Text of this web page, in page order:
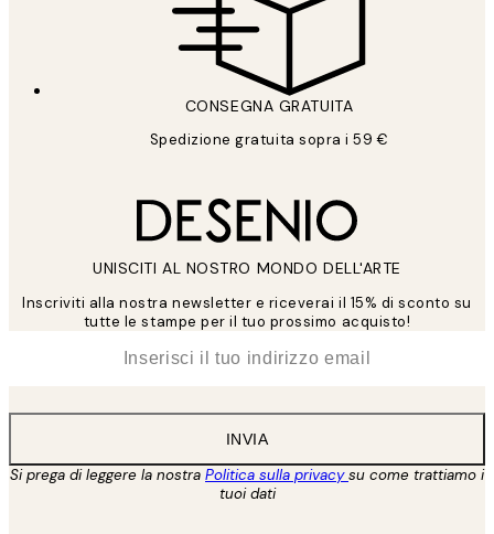
CONSEGNA GRATUITA
Spedizione gratuita sopra i 59 €
UNISCITI AL NOSTRO MONDO DELL'ARTE
Inscriviti alla nostra newsletter e riceverai il 15% di sconto su
tutte le stampe per il tuo prossimo acquisto!
INVIA
Si prega di leggere la nostra Politica sulla privacysu come trattiamo i
tuoi dati